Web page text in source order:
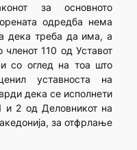
за основното
одредба нема
дека треба да има, а
членот 110 од Уставот
со оглед на тоа што
уставноста на
дека се исполнети
и 2 од Деловникот на
за отфрлање